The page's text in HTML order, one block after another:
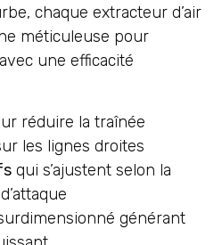
chaque extracteur d’air
méticuleuse pour
une efficacité
réduire la traînée
les lignes droites
qui s’ajustent selon la
générant